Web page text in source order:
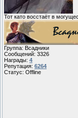
Тот като восстаёт в
Группа: Всадники
Сообщений: 3326
Награды: 4
Репутация: 6264
Статус: Offline